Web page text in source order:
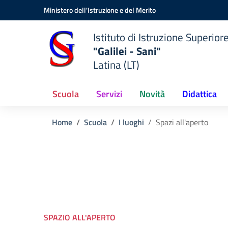
Vai ai contenuti
Vai al menu di navigazioneMinistero dell'Istruzione e del Merito
Istituto di Istruzione
"Galilei - Sani"
Latina (LT)
Scuola Servizi Novità Didattica
Home Scuola I luoghi Spazi all'aperto
SPAZIO ALL'APERTO